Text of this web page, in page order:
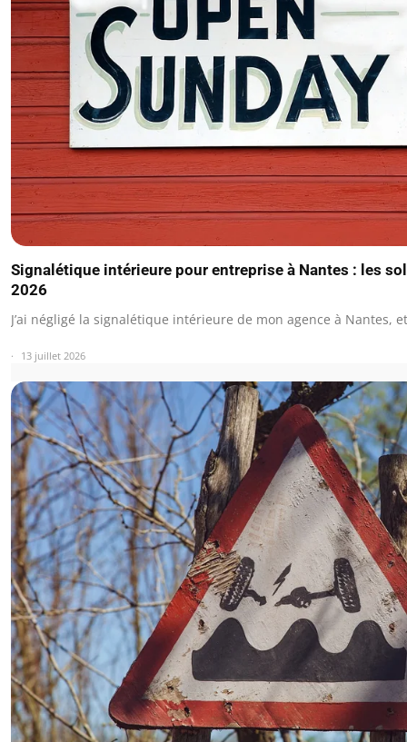
Signalétique intérieure pour entreprise à Nantes : les
2026
J’ai négligé la signalétique intérieure de mon agence à Nantes,
13 juillet 2026